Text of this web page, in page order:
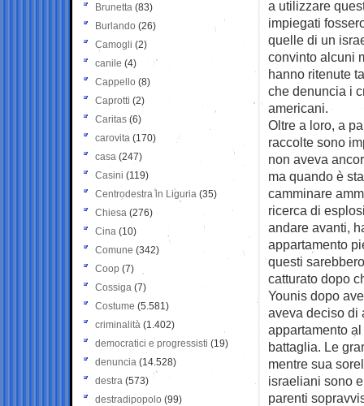
a utilizzare
impiegati
quelle di un
convinto alcuni
hanno ritenute
che denuncia i
americani.
Oltre a loro, a
raccolte sono
non aveva
ma quando è
camminare
ricerca di
andare avanti,
appartamento
questi
catturato dopo
Younis dopo
aveva deciso di
appartamento
battaglia. Le
mentre sua
israeliani sono
parenti
Brunetta (83)
Burlando (26)
Camogli (2)
canile (4)
Cappello (8)
Caprotti (2)
Caritas (6)
carovita (170)
casa (247)
Casini (119)
Centrodestra in Liguria (35)
Chiesa (276)
Cina (10)
Comune (342)
Coop (7)
Cossiga (7)
Costume (5.581)
criminalità (1.402)
democratici e progressisti (19)
denuncia (14.528)
destra (573)
destradipopolo (99)